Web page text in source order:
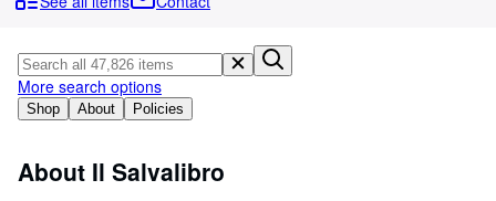
Art & Collectibles
Textbooks
Start Selling
Shop About Policies
More search options
About Il Salvalibro